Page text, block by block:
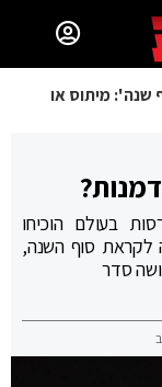
שנה': מיתוס או
בעולם הוכיחו
לקראת סוף השנה,
סדר